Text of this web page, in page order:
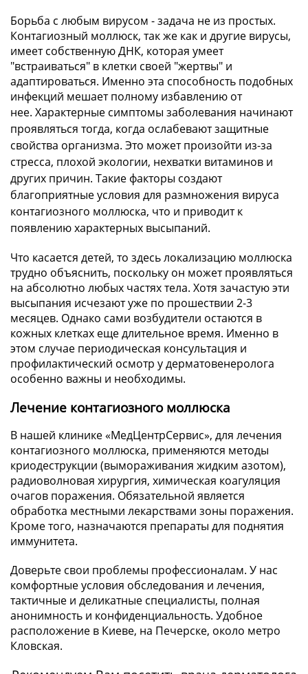
Борьба с любым вирусом - задача не из простых.
Контагиозный моллюск, так же как и другие вирусы,
имеет собственную ДНК, которая умеет
"встраиваться" в клетки своей "жертвы" и
адаптироваться. Именно эта способность подобных
инфекций мешает полному избавлению от
нее. Характерные симптомы заболевания начинают
проявляться тогда, когда ослабевают защитные
свойства организма. Это может произойти из-за
стресса, плохой экологии, нехватки витаминов и
других причин. Такие факторы создают
благоприятные условия для размножения вируса
контагиозного моллюска, что и приводит к
появлению характерных высыпаний.
Что касается детей, то здесь локализацию моллюска
трудно объяснить, поскольку он может проявляться
на абсолютно любых частях тела. Хотя зачастую эти
высыпания исчезают уже по прошествии 2-3
месяцев. Однако сами возбудители остаются в
кожных клетках еще длительное время. Именно в
этом случае периодическая консультация и
профилактический осмотр у дерматовенеролога
особенно важны и необходимы.
Лечение контагиозного моллюска
В нашей клинике «МедЦентрСервис», для лечения
контагиозного моллюска, применяются методы
криодеструкции (вымораживания жидким азотом),
радиоволновая хирургия, химическая коагуляция
очагов поражения. Обязательной является
обработка местными лекарствами зоны поражения.
Кроме того, назначаются препараты для поднятия
иммунитета.
Доверьте свои проблемы профессионалам. У нас
комфортные условия обследования и лечения,
тактичные и деликатные специалисты, полная
анонимность и конфиденциальность. Удобное
расположение в Киеве, на Печерске, около метро
Кловская.